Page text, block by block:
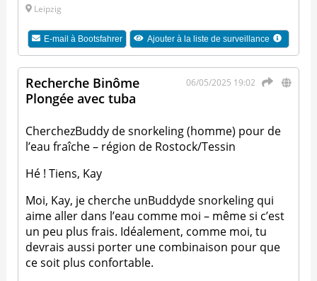
Leipzig
E-mail à Bootsfahrer Ajouter à la liste de surveillance
06/05/2025 19:02
Recherche Binôme
Plongée avec tuba
CherchezBuddy de snorkeling (homme) pour de
l’eau fraîche – région de Rostock/Tessin
Hé ! Tiens, Kay
Moi, Kay, je cherche unBuddyde snorkeling qui
aime aller dans l’eau comme moi – même si c’est
un peu plus frais. Idéalement, comme moi, tu
devrais aussi porter une combinaison pour que
ce soit plus confortable.